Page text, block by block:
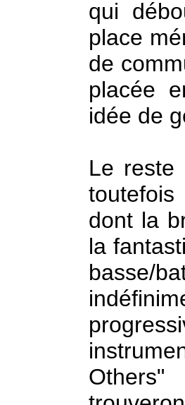
qui
place
de
placée
idée de
Le reste
dont la
la
basse/